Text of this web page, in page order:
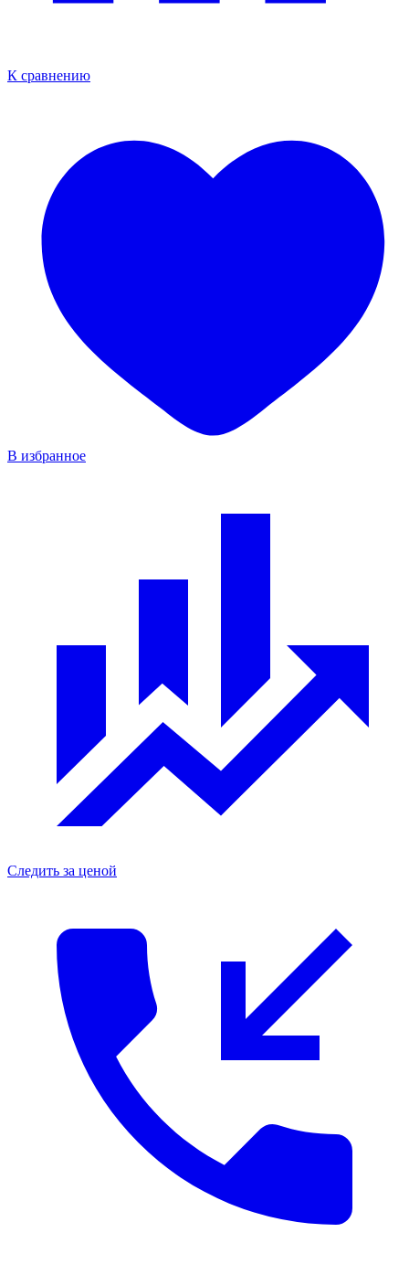
К сравнению
В избранное
Следить за ценой